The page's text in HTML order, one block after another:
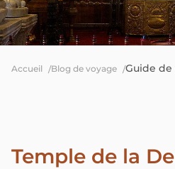
Accueil Blog de voyage Guide de
Temple de la